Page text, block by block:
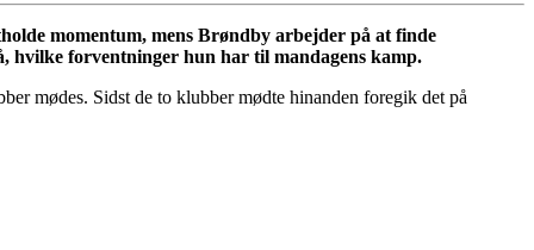
momentum, mens Brøndby arbejder på at finde
hvilke forventninger hun har til mandagens kamp.
mødes. Sidst de to klubber mødte hinanden foregik det på